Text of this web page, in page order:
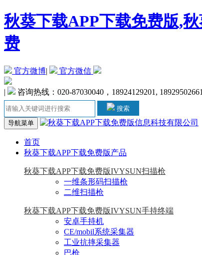
秋葵下载APP下载免费版,
费
官方微博| 官方微信
| 咨询热线：020-87030040，18924129201,
搜索
导航菜单
首页
秋葵下载APP下载免费版产品
秋葵下载APP下载免费版IVYSUN扫描枪
一维条形码扫描枪
二维扫描枪
秋葵下载APP下载免费版IVYSUN手持终端
安卓手持机
CE/mobil系统采集器
工业抗摔采集器
巴枪